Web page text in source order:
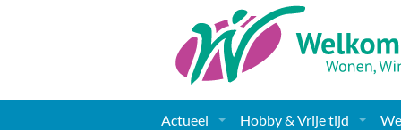
Actueel Hobby & Vrije tijd